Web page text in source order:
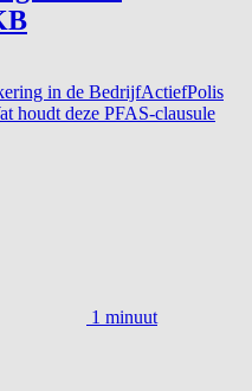
in de BedrijfActiefPolis
houdt deze PFAS-clausule
1 minuut